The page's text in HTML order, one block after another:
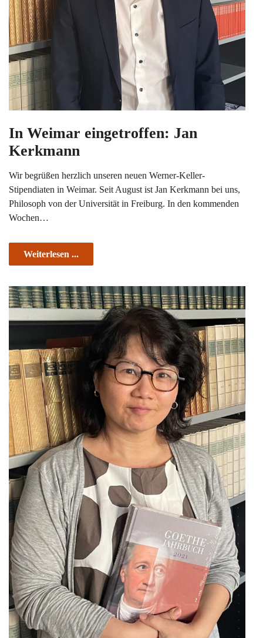
In Weimar eingetroffen: Jan
Kerkmann
Wir begrüßen herzlich unseren neuen Werner-Keller-
Stipendiaten in Weimar. Seit August ist Jan Kerkmann bei uns,
Philosoph von der Universität in Freiburg. In den kommenden
Wochen…
Weiterlesen ...